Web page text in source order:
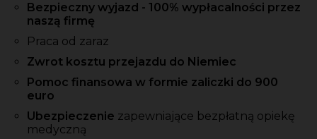
Bezpieczny wyjazd - 100% wypłacalności przez
naszą firmę
Praca od zaraz
Zwrot kosztu przejazdu do Niemiec
Pomoc finansowa w formie zaliczki do 900
euro
Ubezpieczenie zapewniające bezpłatną opiekę
medyczną